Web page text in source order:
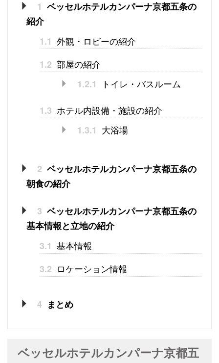
1 ベッセルホテルカンパーナ京都五条の
紹介
1.1 外観・ロビーの紹介
1.2 部屋の紹介
1.2.1
トイレ・バスルーム
1.3 ホテル内設備・施設の紹介
1.3.1 大浴場
2 ベッセルホテルカンパーナ京都五条の
朝食の紹介
3 ベッセルホテルカンパーナ京都五条の
基本情報と立地の紹介
3.1 基本情報
3.2 ロケーション情報
4 まとめ
ベッセルホテルカンパーナ京都五